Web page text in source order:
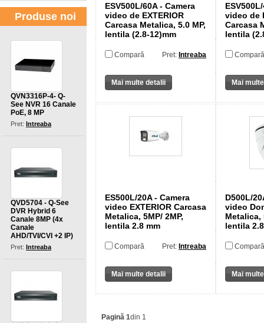
Produse noi
QVN3316P-4- Q-
See NVR 16 Canale
PoE, 8 MP
Pret: Intreaba
QVD5704 - Q-See
DVR Hybrid 6
Canale 8MP (4x
Canale
AHD/TVI/CVI +2 IP)
Pret: Intreaba
ESV500L/60A - Camera
video de EXTERIOR
Carcasa Metalica, 5.0 MP,
lentila (2.8-12)mm
video de
Carcasa
lentila
Compară Pret: Intreaba Compară
Mai multe detalii Mai
ES500L/20A - Camera
video EXTERIOR Carcasa
Metalica, 5MP/ 2MP,
lentila 2.8 mm
D500L/
video
Metalica,
lentila
Compară Pret: Intreaba Compară
Mai multe detalii Mai
Pagină 1din 1